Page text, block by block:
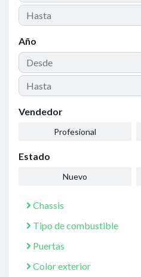
Año
Vendedor
Profesional
Estado
Nuevo
Chassis
Tipo de combustible
Puertas
Color exterior